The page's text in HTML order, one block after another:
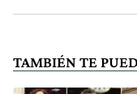
TAMBIÉN TE